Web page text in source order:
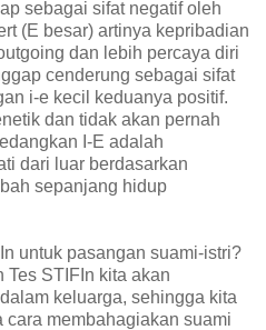
sebagai sifat negatif oleh
(E besar) artinya kepribadian
dan lebih percaya diri
cenderung sebagai sifat
i-e kecil keduanya positif.
dan tidak akan pernah
I-E adalah
dari luar berdasarkan
sepanjang hidup
untuk pasangan suami-istri?
Tes STIFIn kita akan
keluarga, sehingga kita
membahagiakan suami